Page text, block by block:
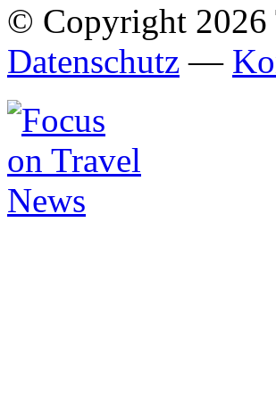
© Copyright
Datenschutz —